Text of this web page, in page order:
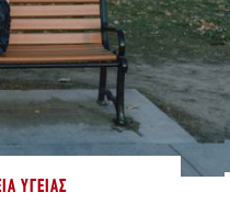
ΥΓΕΊΑΣ